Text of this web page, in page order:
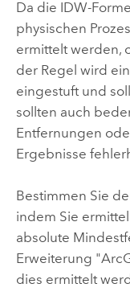
Da die IDW-
physischen
ermittelt werden,
der Regel wird
eingestuft und
sollten auch
Entfernungen
Ergebnisse
Bestimmen Sie
indem Sie
absolute
Erweiterung
dies ermittelt